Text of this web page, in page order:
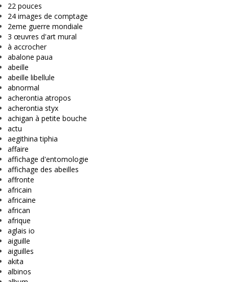
22 pouces
24 images de comptage
2eme guerre mondiale
3 œuvres d'art mural
à accrocher
abalone paua
abeille
abeille libellule
abnormal
acherontia atropos
acherontia styx
achigan à petite bouche
actu
aegithina tiphia
affaire
affichage d'entomologie
affichage des abeilles
affronte
africain
africaine
african
afrique
aglais io
aiguille
aiguilles
akita
albinos